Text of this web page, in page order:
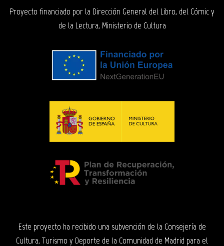
Proyecto financiado por la Dirección General del Libro, del Cómic y
de la Lectura, Ministerio de Cultura
Este proyecto ha recibido una subvención de la Consejería de
Cultura, Turismo y Deporte de la Comunidad de Madrid para el